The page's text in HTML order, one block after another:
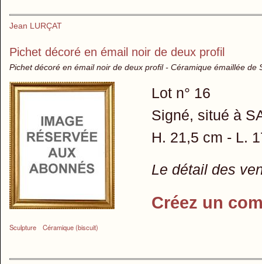
Jean LURÇAT
Pichet décoré en émail noir de deux profil
Pichet décoré en émail noir de deux profil - Céramique émaillée de
Sculpture Céramique (biscuit)
Lot n° 16
Signé, situé à
H. 21,5 cm - L.
Le détail des
Créez un